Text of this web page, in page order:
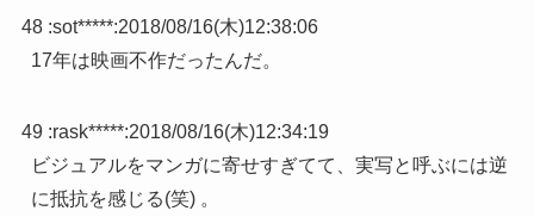
48 :sot*****:2018/08/16(木)12:38:06
17年は映画不作だったんだ。
49 :rask*****:2018/08/16(木)12:34:19
ビジュアルをマンガに寄せすぎてて、実写と呼ぶには逆
に抵抗を感じる(笑) 。